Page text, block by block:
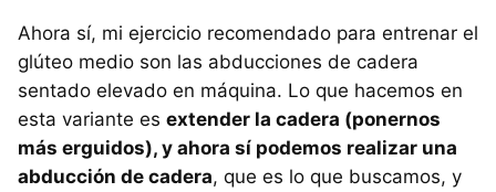
Ahora sí, mi ejercicio recomendado para entrenar el
glúteo medio son las abducciones de cadera
sentado elevado en máquina. Lo que hacemos en
esta variante es extender la cadera (ponernos
más erguidos), y ahora sí podemos realizar una
abducción de cadera, que es lo que buscamos, y